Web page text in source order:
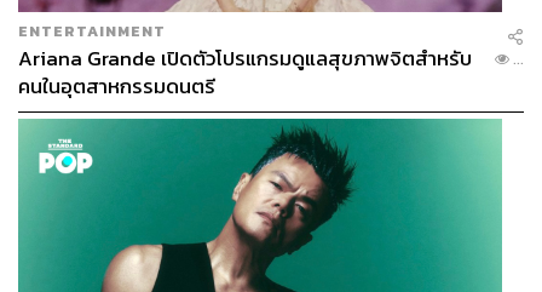
ENTERTAINMENT
Ariana Grande เปิดตัวโปรแกรมดูแลสุขภาพจิตสำหรับ
คนในอุตสาหกรรมดนตรี
...